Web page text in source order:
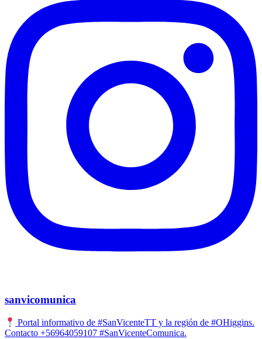
sanvicomunica
Portal informativo de #SanVicenteTT y la región de #OHiggins.
Contacto +56964059107 #SanVicenteComunica.